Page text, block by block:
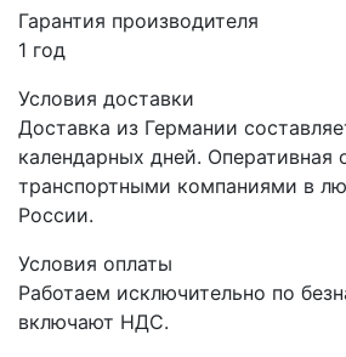
Гарантия производителя
1 год
Условия доставки
Доставка из Германии
календарных дней. Оперативная
транспортными компаниями в
России.
Условия оплаты
Работаем исключительно по
включают НДС.